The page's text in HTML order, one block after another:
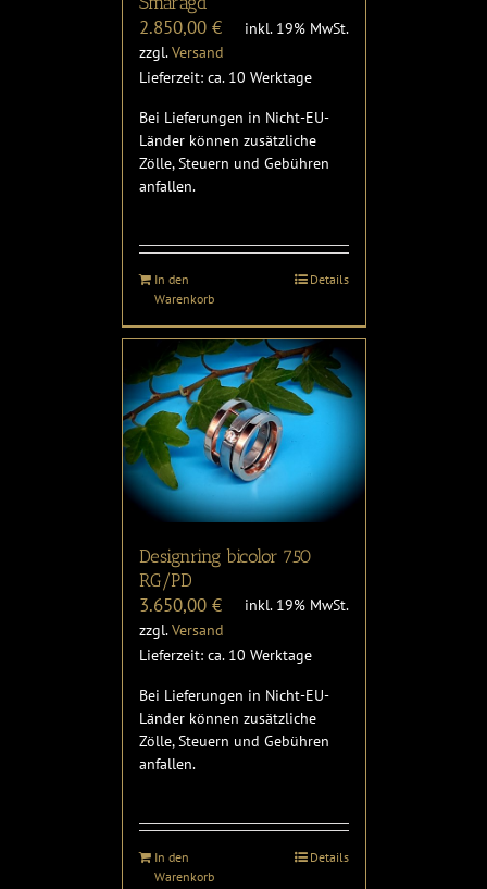
2.850,00 €
inkl. 19% MwSt.
zzgl.Versand
Lieferzeit: ca. 10 Werktage
Bei Lieferungen in Nicht-EU-
Länder können zusätzliche
Zölle, Steuern und Gebühren
anfallen.
In den
Warenkorb
Details
Designring bicolor 750
RG/PD
3.650,00 €
inkl. 19% MwSt.
zzgl.Versand
Lieferzeit: ca. 10 Werktage
Bei Lieferungen in Nicht-EU-
Länder können zusätzliche
Zölle, Steuern und Gebühren
anfallen.
In den
Warenkorb
Details